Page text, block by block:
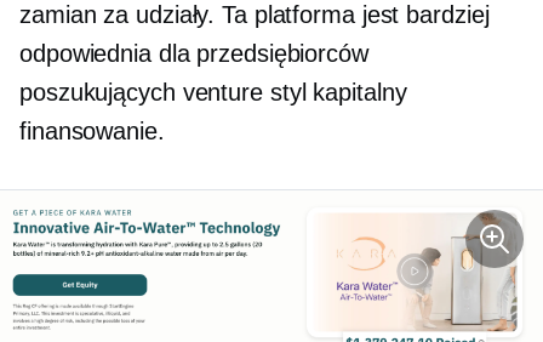
zamian za udziały. Ta platforma jest bardziej
odpowiednia dla przedsiębiorców
poszukujących venture styl kapitalny
finansowanie.